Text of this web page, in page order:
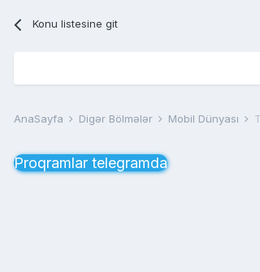
Konu listesine git
AnaSayfa Digər Bölmələr Mobil Dünyası
Proqramlar telegramda